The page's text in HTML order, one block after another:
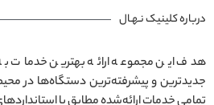
درباره کلینیک نـهـال
هدف این مجموعه ارائه بهترین خدمات
جدیدترین و پیشرفته‌ترین دستگاه‌ها در